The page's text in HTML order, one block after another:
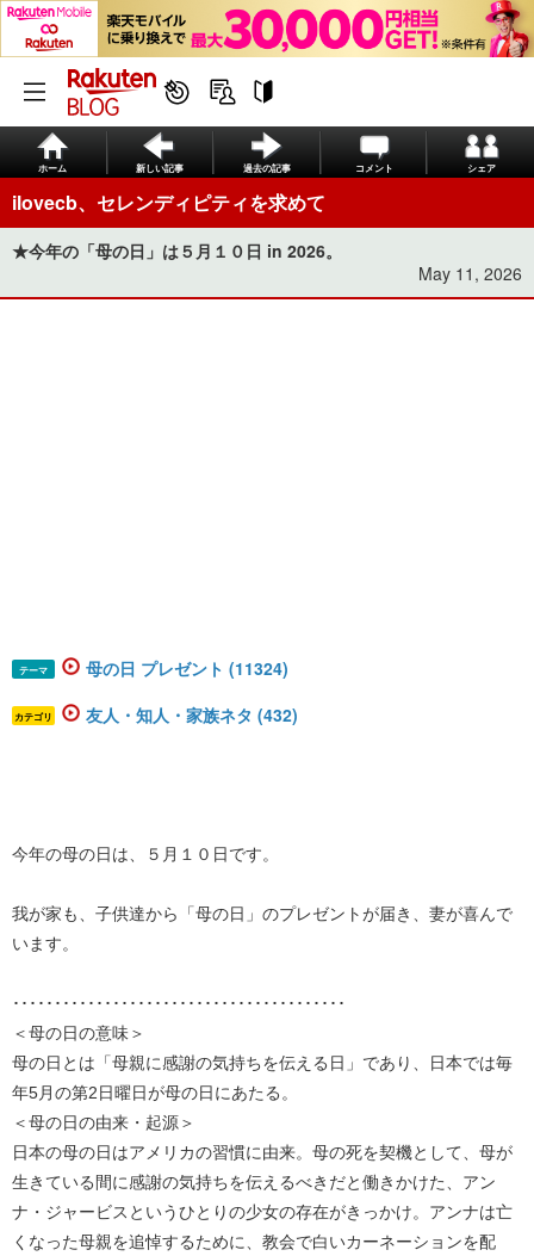
ホーム 新しい記事 過去の記事 コメント シェア
ilovecb、セレンディピティを求めて
★今年の「母の日」は５月１０日 in 2026。
May 11, 2026
テーマ 母の日 プレゼント (11324)
カテゴリ 友人・知人・家族ネタ (432)
今年の母の日は、５月１０日です。
我が家も、子供達から「母の日」のプレゼントが届き、妻が喜んで
います。
････････････････････････････････････････
＜母の日の意味＞
母の日とは「母親に感謝の気持ちを伝える日」であり、日本では毎
年5月の第2日曜日が母の日にあたる。
＜母の日の由来・起源＞
日本の母の日はアメリカの習慣に由来。母の死を契機として、母が
生きている間に感謝の気持ちを伝えるべきだと働きかけた、アン
ナ・ジャービスというひとりの少女の存在がきっかけ。アンナは亡
くなった母親を追悼するために、教会で白いカーネーションを配